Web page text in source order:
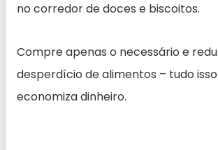
no corredor de doces e biscoitos.
Compre apenas o necessário e
desperdício de alimentos – tudo
economiza dinheiro.